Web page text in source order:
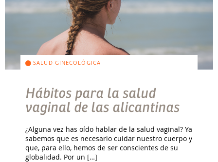
SALUD GINECOLÓGICA
Hábitos para la salud
vaginal de las alicantinas
¿Alguna vez has oído hablar de la salud vaginal? Ya
sabemos que es necesario cuidar nuestro cuerpo y
que, para ello, hemos de ser conscientes de su
globalidad. Por un […]